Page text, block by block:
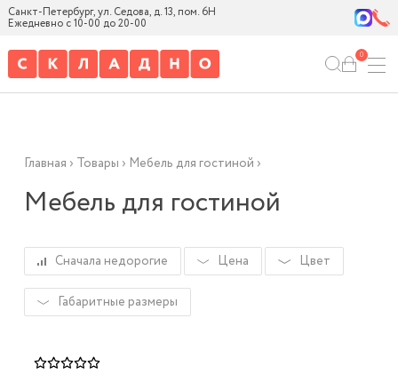
Санкт-Петербург, ул. Седова, д. 13, пом. 6Н
Ежедневно с 10-00 до 20-00
0
Главная › Товары › Мебель для гостиной ›
Мебель для гостиной
Сначала недорогие Цена Цвет
Габаритные размеры